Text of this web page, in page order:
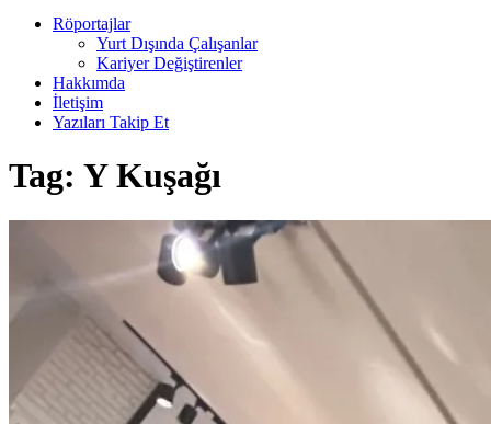
Röportajlar
Yurt Dışında Çalışanlar
Kariyer Değiştirenler
Hakkımda
İletişim
Yazıları Takip Et
Tag: Y Kuşağı